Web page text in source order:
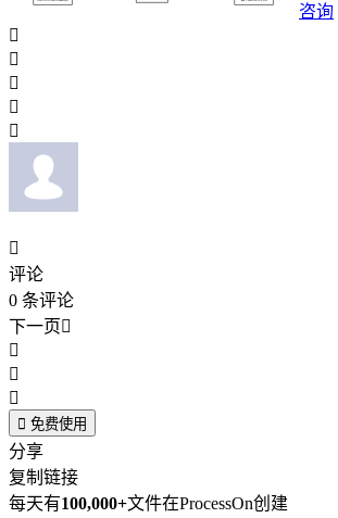
咨询






评论
0 条评论
下一页



 免费使用
分享
复制链接
每天有100,000+文件在ProcessOn创建